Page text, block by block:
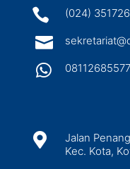
 (024)

 08112685577

Jalan
Kec. Kota,